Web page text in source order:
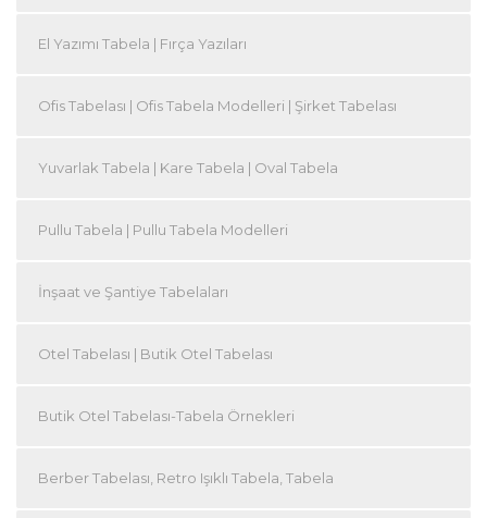
El Yazımı Tabela | Fırça Yazıları
Ofis Tabelası | Ofis Tabela Modelleri | Şirket Tabelası
Yuvarlak Tabela | Kare Tabela | Oval Tabela
Pullu Tabela | Pullu Tabela Modelleri
İnşaat ve Şantiye Tabelaları
Otel Tabelası | Butik Otel Tabelası
Butik Otel Tabelası-Tabela Örnekleri
Berber Tabelası, Retro Işıklı Tabela, Tabela